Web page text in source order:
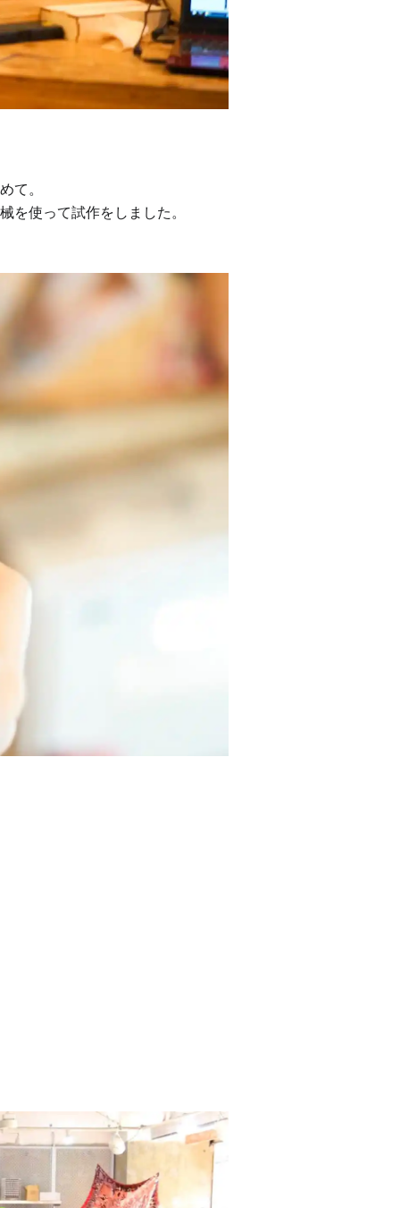
て。
を使って試作をしました。